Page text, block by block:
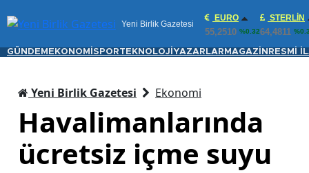
Yeni Birlik Gazetesi
EURO
55,2510 %0.32
STERLIN
64,4811
GÜNDEM EKONOMİ SPORTEKNOLOJİ YAZARLAR MAGAZİN RESMİ
Yeni Birlik Gazetesi Ekonomi
Havalimanlarında
ücretsiz içme suyu